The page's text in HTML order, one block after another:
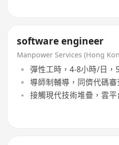
software engineer
Manpower Services (Hong
彈性工時，4-8小時/日，
導師制輔導，同儕代碼
接觸現代技術堆疊，雲平